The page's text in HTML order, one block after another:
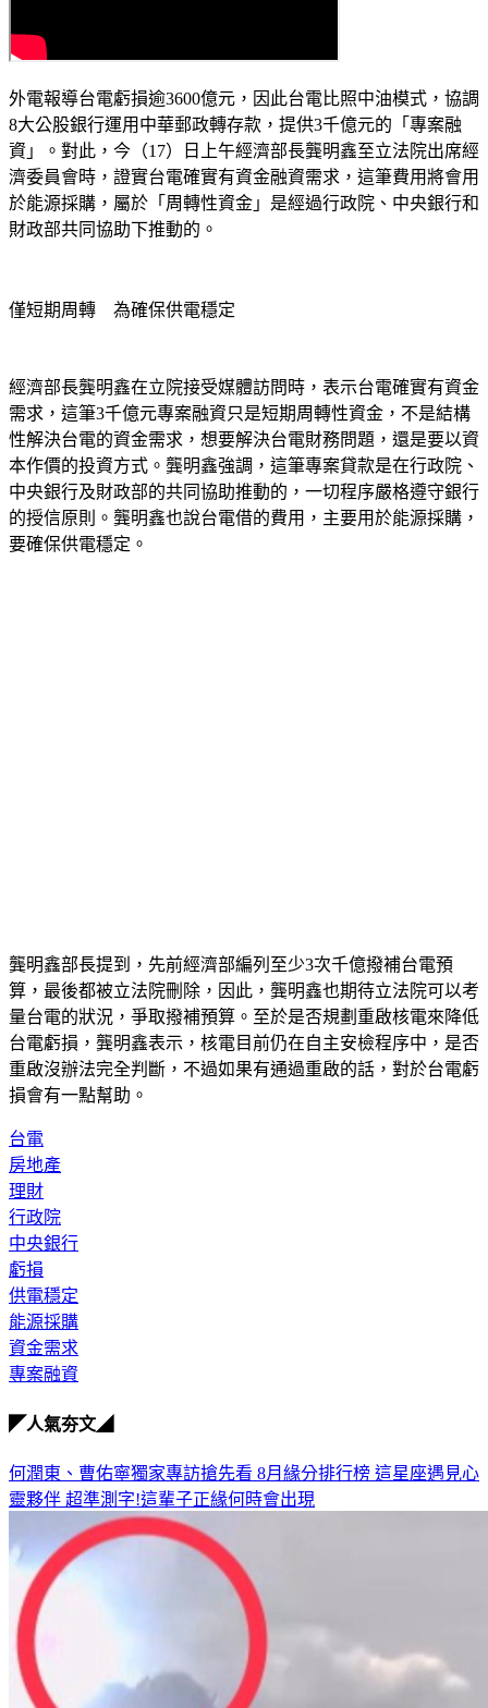
外電報導台電虧損逾3600億元，因此台電比照中油模式，協調
8大公股銀行運用中華郵政轉存款，提供3千億元的「專案融
資」。對此，今（17）日上午經濟部長龔明鑫至立法院出席經
濟委員會時，證實台電確實有資金融資需求，這筆費用將會用
於能源採購，屬於「周轉性資金」是經過行政院、中央銀行和
財政部共同協助下推動的。
僅短期周轉　為確保供電穩定
經濟部長龔明鑫在立院接受媒體訪問時，表示台電確實有資金
需求，這筆3千億元專案融資只是短期周轉性資金，不是結構
性解決台電的資金需求，想要解決台電財務問題，還是要以資
本作價的投資方式。龔明鑫強調，這筆專案貸款是在行政院、
中央銀行及財政部的共同協助推動的，一切程序嚴格遵守銀行
的授信原則。龔明鑫也說台電借的費用，主要用於能源採購，
要確保供電穩定。
龔明鑫部長提到，先前經濟部編列至少3次千億撥補台電預
算，最後都被立法院刪除，因此，龔明鑫也期待立法院可以考
量台電的狀況，爭取撥補預算。至於是否規劃重啟核電來降低
台電虧損，龔明鑫表示，核電目前仍在自主安檢程序中，是否
重啟沒辦法完全判斷，不過如果有通過重啟的話，對於台電虧
損會有一點幫助。
台電
房地產
理財
行政院
中央銀行
虧損
供電穩定
能源採購
資金需求
專案融資
◤人氣夯文◢
何潤東、曹佑寧獨家專訪搶先看 8月緣分排行榜 這星座遇見心
靈夥伴 超準測字!這輩子正緣何時會出現